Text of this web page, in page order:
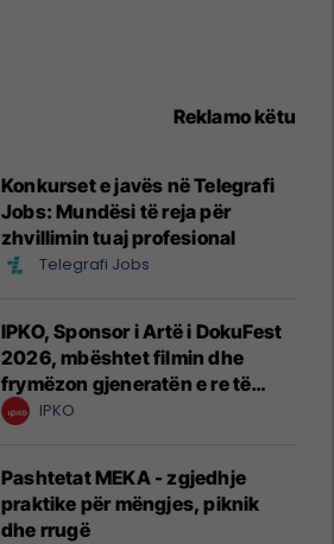
Reklamo këtu
Konkurset e javës në Telegrafi
Jobs: Mundësi të reja për
zhvillimin tuaj profesional
Telegrafi Jobs
IPKO, Sponsor i Artë i DokuFest
2026, mbështet filmin dhe
frymëzon gjeneratën e re të
krijuesve
IPKO
Pashtetat MEKA - zgjedhje
praktike për mëngjes, piknik
dhe rrugë